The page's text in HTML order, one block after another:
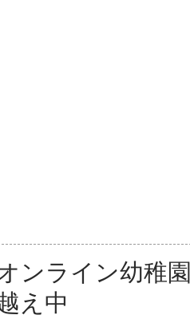
ンライン幼稚
え中